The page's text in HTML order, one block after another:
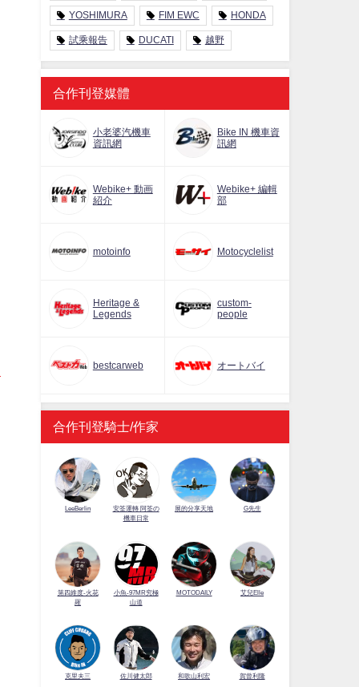
YOSHIMURA FIM EWC HONDA
試乘報告 DUCATI 越野
合作刊登媒體
小老婆汽機車
資訊網
Bike IN 機車資
訊網
Webike+ 動画
紹介
Webike+ 編輯
部
motoinfo Motocyclelist
Heritage &
Legends
custom-
people
bestcarweb オートバイ
合作刊登騎士/作家
LeeBerlin
安筌運轉 阿筌の
機車日常
展的分享天地 G先生
第四維度-火花
羅
小魚-97MR究極
山道
MOTODAILY 艾兒Elle
克里夫三 佐川健太郎 和歌山利宏 賀曾利隆